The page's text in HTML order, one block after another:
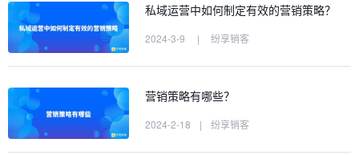
私域运营中如何制定有效的营销策略？
2024-3-9 | 纷享销客
营销策略有哪些？
2024-2-18 | 纷享销客